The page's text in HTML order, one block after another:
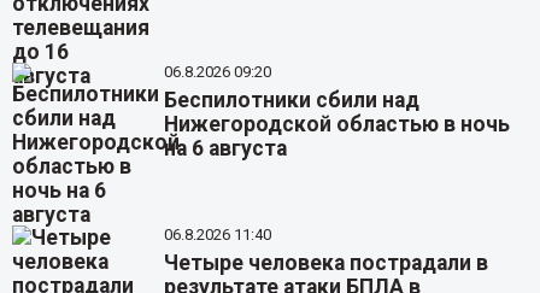
06.8.2026 09:20
Беспилотники сбили над
Нижегородской областью в ночь
на 6 августа
06.8.2026 11:40
Четыре человека пострадали в
результате атаки БПЛА в